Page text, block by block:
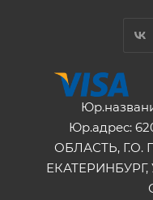
Юр.адрес:
ОБЛАСТЬ, Г.О.